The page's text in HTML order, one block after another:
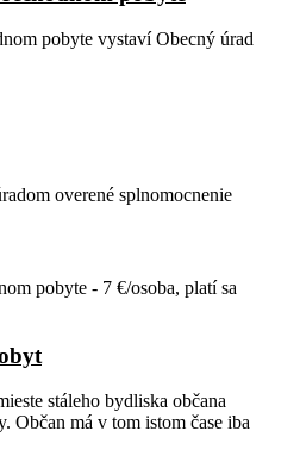
pobyte vystaví Obecný úrad
overené splnomocnenie
pobyte - 7 €/osoba, platí sa
stáleho bydliska občana
Občan má v tom istom čase iba